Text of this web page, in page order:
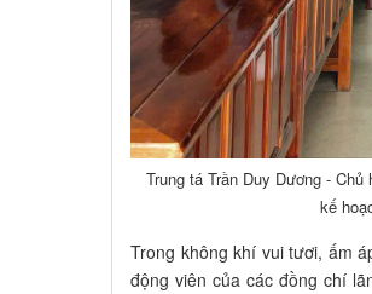
Trung tá Trần Duy Dương -
kế
Trong không khí vui tươi, ấm
động viên của các đồng chí